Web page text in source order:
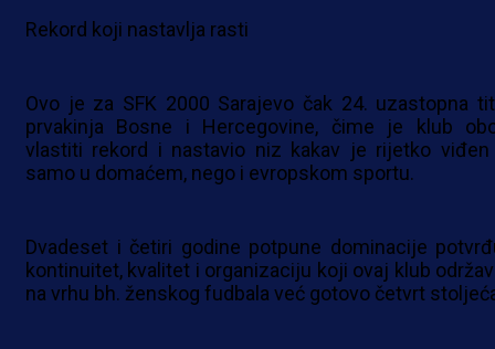
Rekord koji nastavlja rasti
Ovo je za SFK 2000 Sarajevo čak 24. uzastopna
prvakinja Bosne i Hercegovine, čime je klub
vlastiti rekord i nastavio niz kakav je rijetko viđen
samo u domaćem, nego i evropskom sportu.
Dvadeset i četiri godine potpune dominacije
kontinuitet, kvalitet i organizaciju koji ovaj klub
na vrhu bh. ženskog fudbala već gotovo četvrt